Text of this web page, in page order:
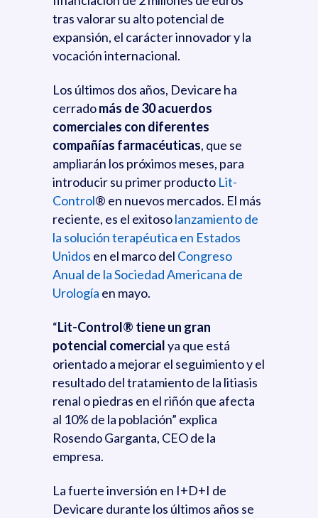
tras valorar su alto potencial de
expansión, el carácter innovador y la
vocación internacional.
Los últimos dos años, Devicare ha
cerradomás de 30 acuerdos
comerciales con diferentes
compañías farmacéuticas, que se
ampliarán los próximos meses, para
introducir su primer producto Lit-
Control® en nuevos mercados. El más
reciente, es el exitosolanzamiento de
la solución terapéutica en Estados
Unidos en el marco del Congreso
Anual de la Sociedad Americana de
Urología en mayo.
“Lit-Control® tiene un gran
potencial comercialya que está
orientado a mejorar el seguimiento y el
resultado del tratamiento de la litiasis
renal o piedras en el riñón que afecta
al 10% de la población” explica
Rosendo Garganta, CEO de la
empresa.
La fuerte inversión en I+D+I de
Devicare durante los últimos años se